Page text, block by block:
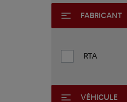
FABRICANT
RTA
VÉHICULE